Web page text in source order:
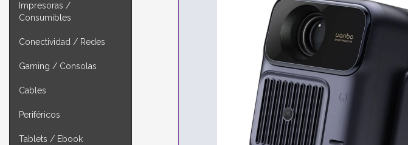
Impresoras /
Consumibles
Conectividad / Redes
Gaming / Consolas
Cables
Periféricos
Tablets / Ebook